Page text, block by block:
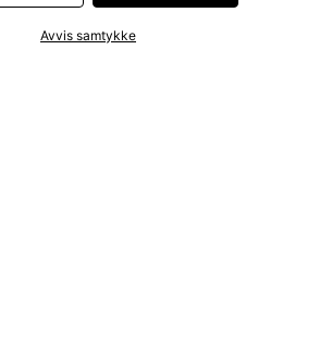
UK Ltd. Ytterligere informasjon om
utført av disse partnerne finner du i
Avvis samtykke